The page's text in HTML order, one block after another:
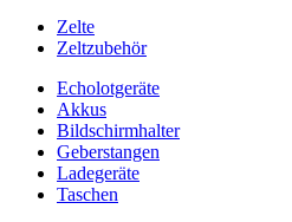
Zelte
Zeltzubehör
Echolotgeräte
Akkus
Bildschirmhalter
Geberstangen
Ladegeräte
Taschen